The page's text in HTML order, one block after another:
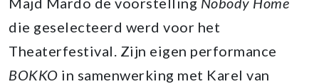
die geselecteerd werd voor het
Theaterfestival. Zijn eigen performance
BOKKO in samenwerking met Karel van